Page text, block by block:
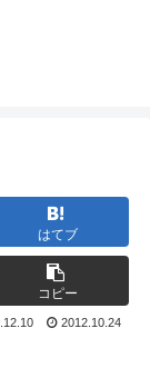
はてブ
コピー
2012.10.24